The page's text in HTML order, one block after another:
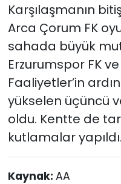
Karşılaşmanın
Arca Çorum FK
sahada büyük
Erzurumspor FK
Faaliyetler’in
yükselen üçüncü
oldu. Kentte de
kutlamalar yapıldı.
Kaynak: AA